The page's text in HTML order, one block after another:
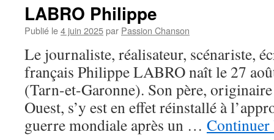
LABRO Philippe
Publié le4 juin 2025par Passion Chanson
Le journaliste, réalisateur, scénariste,
français Philippe LABRO naît le 27
(Tarn-et-Garonne). Son père,
Ouest, s’y est en effet réinstallé à
guerre mondiale après un …